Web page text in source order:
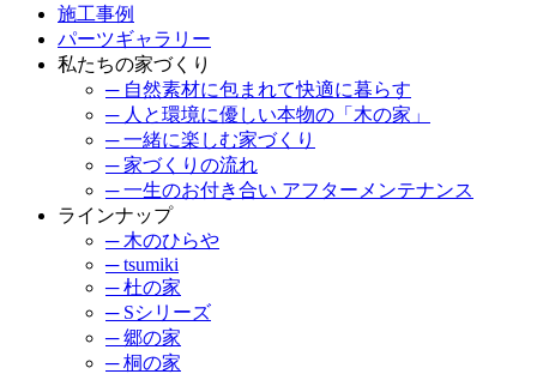
施工事例
パーツギャラリー
私たちの家づくり
─ 自然素材に包まれて快適に暮らす
─ 人と環境に優しい本物の「木の家」
─ 一緒に楽しむ家づくり
─ 家づくりの流れ
─ 一生のお付き合い アフターメンテナンス
ラインナップ
─ 木のひらや
─ tsumiki
─ 杜の家
─ Sシリーズ
─ 郷の家
─ 桐の家